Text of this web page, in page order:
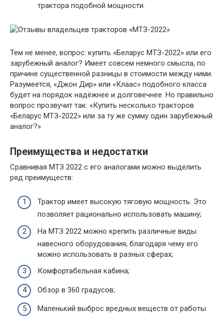
трактора подобной мощности.
Тем не менее, вопрос: купить «Беларус МТЗ-2022» или его
зарубежный аналог? Имеет совсем немного смысла, по
причине существенной разницы в стоимости между ними.
Разумеется, «Джон Дир» или «Клаас» подобного класса
будет на порядок надёжнее и долговечнее. Но правильно
вопрос прозвучит так: «Купить несколько тракторов
«Беларус МТЗ-2022» или за ту же сумму один зарубежный
аналог?»
Преимущества и недостатки
Сравнивая МТЗ 2022 с его аналогами можно выделить
ряд преимуществ:
Трактор имеет высокую тяговую мощность. Это
позволяет рационально использовать машину;
На МТЗ 2022 можно крепить различные виды
навесного оборудования, благодаря чему его
можно использовать в разных сферах;
Комфортабельная кабина;
Обзор в 360 градусов;
Маленький выброс вредных веществ от работы